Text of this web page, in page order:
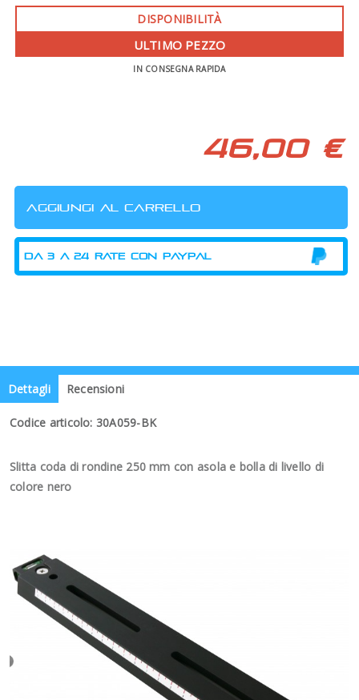
DISPONIBILITÀ
ULTIMO PEZZO
IN CONSEGNA RAPIDA
46,00 €
Dettagli Recensioni
Codice articolo: 30A059-BK
Slitta coda di rondine 250 mm con asola e bolla di livello di
colore nero